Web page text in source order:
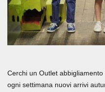
Cerchi un Outlet
ogni settimana nuovi arrivi